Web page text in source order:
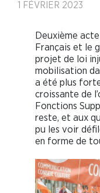
1 FÉVRIER 2023
Deuxième
Français et le
projet de loi
mobilisation
a été plus
croissante de
Fonctions
reste, et aux
pu les voir
en forme de